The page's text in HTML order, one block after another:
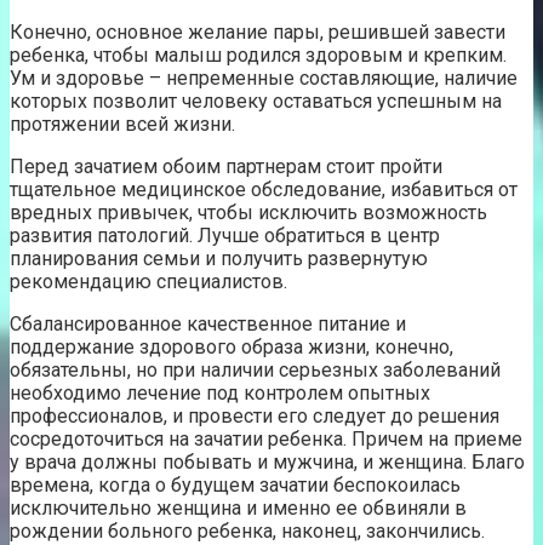
Конечно, основное желание пары, решившей завести
ребенка, чтобы малыш родился здоровым и крепким.
Ум и здоровье – непременные составляющие, наличие
которых позволит человеку оставаться успешным на
протяжении всей жизни.
Перед зачатием обоим партнерам стоит пройти
тщательное медицинское обследование, избавиться от
вредных привычек, чтобы исключить возможность
развития патологий. Лучше обратиться в центр
планирования семьи и получить развернутую
рекомендацию специалистов.
Сбалансированное качественное питание и
поддержание здорового образа жизни, конечно,
обязательны, но при наличии серьезных заболеваний
необходимо лечение под контролем опытных
профессионалов, и провести его следует до решения
сосредоточиться на зачатии ребенка. Причем на приеме
у врача должны побывать и мужчина, и женщина. Благо
времена, когда о будущем зачатии беспокоилась
исключительно женщина и именно ее обвиняли в
рождении больного ребенка, наконец, закончились.